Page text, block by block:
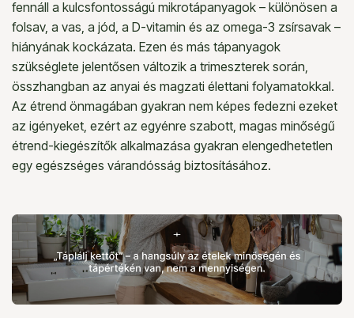
fennáll a kulcsfontosságú mikrotápanyagok – különösen a
folsav, a vas, a jód, a D-vitamin és az omega-3 zsírsavak –
hiányának kockázata. Ezen és más tápanyagok
szükséglete jelentősen változik a trimeszterek során,
összhangban az anyai és magzati élettani folyamatokkal.
Az étrend önmagában gyakran nem képes fedezni ezeket
az igényeket, ezért az egyénre szabott, magas minőségű
étrend-kiegészítők alkalmazása gyakran elengedhetetlen
egy egészséges várandósság biztosításához.